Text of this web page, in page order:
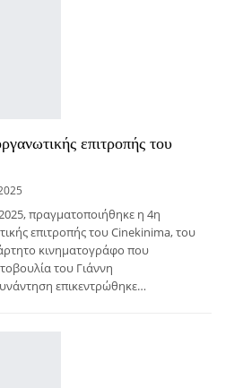
επιτροπής του
πραγματοποιήθηκε η 4η
επιτροπής του Cinekinima, του
κινηματογράφο που
του Γιάννη
επικεντρώθηκε…